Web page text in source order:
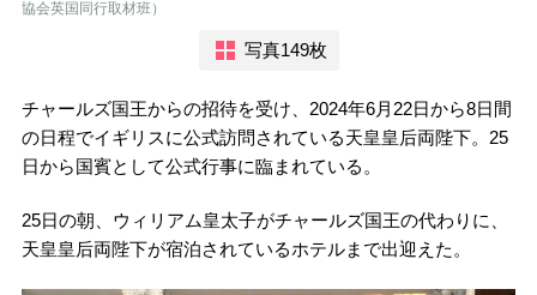
協会英国同行取材班）
写真149枚
チャールズ国王からの招待を受け、2024年6月22日から8日間
の日程でイギリスに公式訪問されている天皇皇后両陛下。25
日から国賓として公式行事に臨まれている。
25日の朝、ウィリアム皇太子がチャールズ国王の代わりに、
天皇皇后両陛下が宿泊されているホテルまで出迎えた。